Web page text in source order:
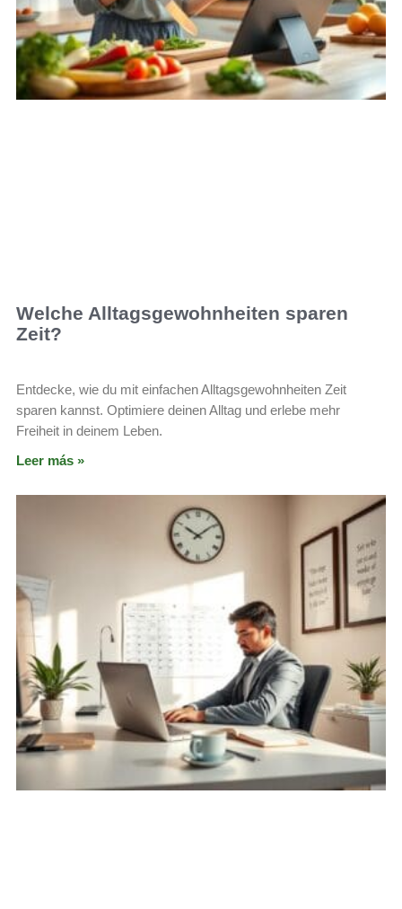
Welche Alltagsgewohnheiten sparen
Zeit?
Entdecke, wie du mit einfachen Alltagsgewohnheiten Zeit
sparen kannst. Optimiere deinen Alltag und erlebe mehr
Freiheit in deinem Leben.
Leer más »